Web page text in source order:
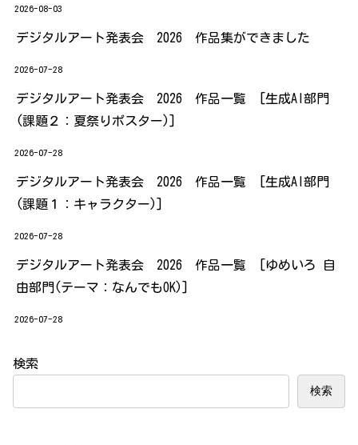
2026-08-03
デジタルアート発表会 2026 作品集ができました
2026-07-28
デジタルアート発表会 2026 作品一覧 [生成AI部門
(課題２：夏祭りポスター)]
2026-07-28
デジタルアート発表会 2026 作品一覧 [生成AI部門
(課題１：キャラクター)]
2026-07-28
デジタルアート発表会 2026 作品一覧 [ゆめいろ 自
由部門(テーマ：なんでもOK)]
2026-07-28
検索
検索